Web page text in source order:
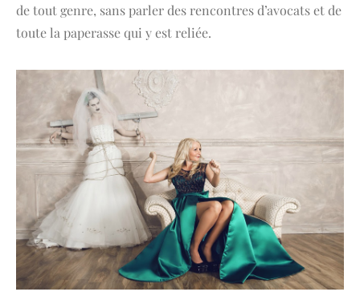
de tout genre, sans parler des rencontres d’avocats et de
toute la paperasse qui y est reliée.